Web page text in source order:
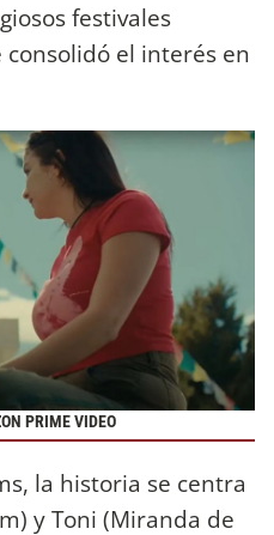
festivales
el interés en
PRIME VIDEO
la historia se centra
y Toni (Miranda de